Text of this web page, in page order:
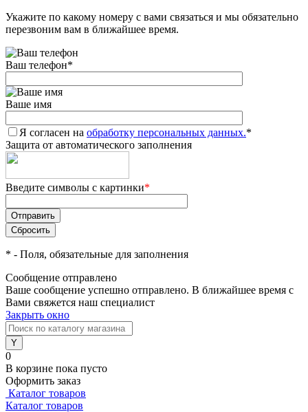
Укажите по какому номеру с вами связаться и мы обязательно
перезвоним вам в ближайшее время.
Ваш телефон*
Ваше имя
Я согласен на обработку персональных данных.*
Защита от автоматического заполнения
Введите символы с картинки*
* - Поля, обязательные для заполнения
Сообщение отправлено
Ваше сообщение успешно отправлено. В ближайшее время с
Вами свяжется наш специалист
Закрыть окно
0
В корзине пока пусто
Оформить заказ
Каталог товаров
Каталог товаров